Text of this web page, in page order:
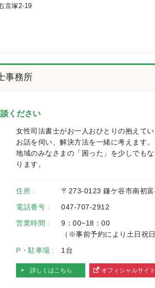
京塚2-19
事務所
ください
女性司法書士がお一人おひとりの抱えて
お話を伺い、解決方法を一緒に考えます。
地域のみなさまの「困った」を少しでも
ります。
住所 :
〒273-0123 鎌ケ谷市南初
電話番号 :
047-707-2912
営業時間 :
9：00~18：00
（※事前予約により土日祝
P・駐車場 :
1台
詳しくはこちら
オフィシャルサイト